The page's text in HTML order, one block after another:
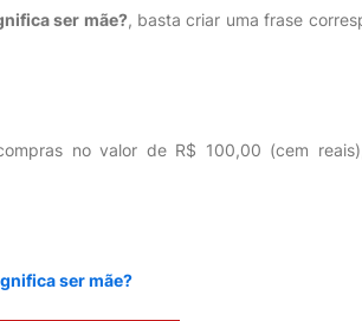
ser mãe?, basta criar uma frase
no valor de R$ 100,00 (cem
ser mãe?